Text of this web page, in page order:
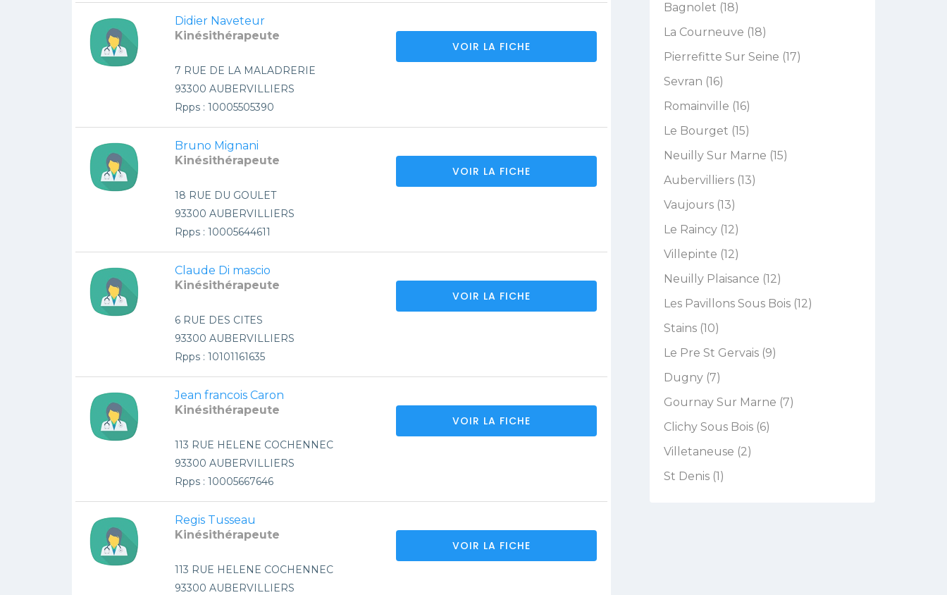
Didier Naveteur
Kinésithérapeute
7 RUE DE LA MALADRERIE
93300 AUBERVILLIERS
Rpps : 10005505390
VOIR LA FICHE
Bruno Mignani
Kinésithérapeute
18 RUE DU GOULET
93300 AUBERVILLIERS
Rpps : 10005644611
VOIR LA FICHE
Claude Di mascio
Kinésithérapeute
6 RUE DES CITES
93300 AUBERVILLIERS
Rpps : 10101161635
VOIR LA FICHE
Jean francois Caron
Kinésithérapeute
113 RUE HELENE COCHENNEC
93300 AUBERVILLIERS
Rpps : 10005667646
VOIR LA FICHE
Regis Tusseau
Kinésithérapeute
113 RUE HELENE COCHENNEC
93300 AUBERVILLIERS
VOIR LA FICHE
Bagnolet (18)
La Courneuve (18)
Pierrefitte Sur Seine (17)
Sevran (16)
Romainville (16)
Le Bourget (15)
Neuilly Sur Marne (15)
Aubervilliers (13)
Vaujours (13)
Le Raincy (12)
Villepinte (12)
Neuilly Plaisance (12)
Les Pavillons Sous Bois (12)
Stains (10)
Le Pre St Gervais (9)
Dugny (7)
Gournay Sur Marne (7)
Clichy Sous Bois (6)
Villetaneuse (2)
St Denis (1)